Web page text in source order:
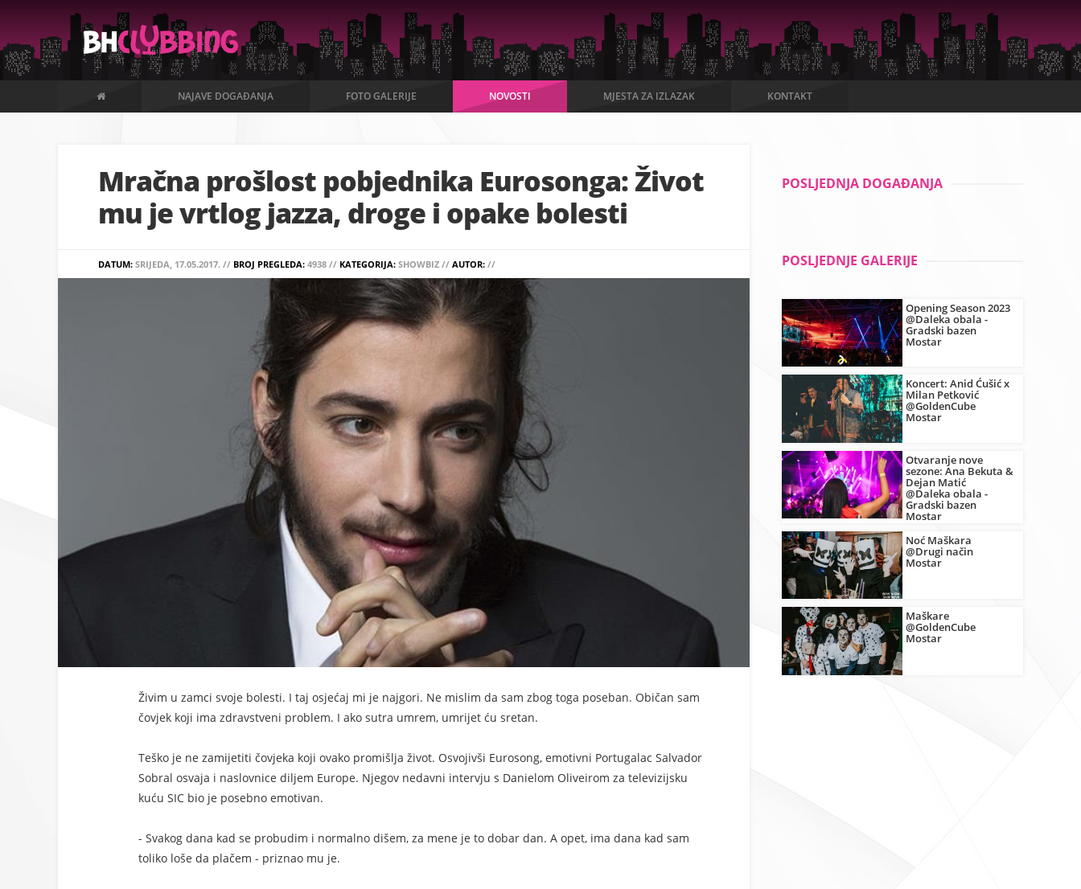
NAJAVE DOGAĐANJA FOTO GALERIJE NOVOSTI MJESTA ZA IZLAZAK KONTAKT
Mračna prošlost pobjednika Eurosonga: Život
mu je vrtlog jazza, droge i opake bolesti
DATUM: SRIJEDA, 17.05.2017. // BROJ PREGLEDA: 4938 // KATEGORIJA: SHOWBIZ // AUTOR: //
Živim u zamci svoje bolesti. I taj osjećaj mi je najgori. Ne mislim da sam zbog toga poseban. Običan sam
čovjek koji ima zdravstveni problem. I ako sutra umrem, umrijet ću sretan.
Teško je ne zamijetiti čovjeka koji ovako promišlja život. Osvojivši Eurosong, emotivni Portugalac Salvador
Sobral osvaja i naslovnice diljem Europe. Njegov nedavni intervju s Danielom Oliveirom za televizijsku
kuću SIC bio je posebno emotivan.
- Svakog dana kad se probudim i normalno dišem, za mene je to dobar dan. A opet, ima dana kad sam
toliko loše da plačem - priznao mu je.
POSLJEDNJA DOGAĐANJA
POSLJEDNJE GALERIJE
Opening Season 2023
@Daleka obala -
Gradski bazen
Mostar
Koncert: Anid Ćušić x
Milan Petković
@GoldenCube
Mostar
Otvaranje nove
sezone: Ana Bekuta &
Dejan Matić
@Daleka obala -
Gradski bazen
Mostar
Noć Maškara
@Drugi način
Mostar
Maškare
@GoldenCube
Mostar